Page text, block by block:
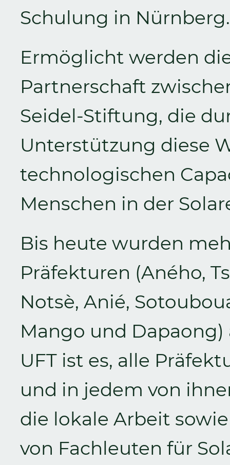
Schulung in
Ermöglicht werden
Partnerschaft
Seidel-Stiftung, die
Unterstützung diese
technologischen
Menschen in der
Bis heute wurden
Präfekturen (Aného,
Notsè, Anié,
Mango und
UFT ist es, alle
und in jedem von
die lokale Arbeit
von Fachleuten für